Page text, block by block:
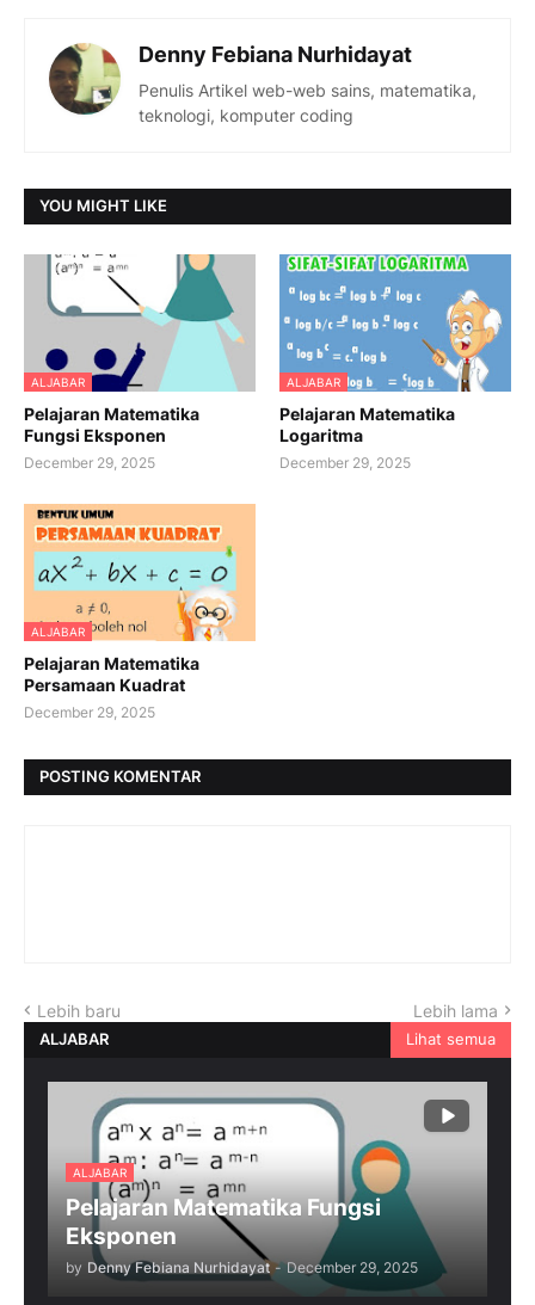
Denny Febiana Nurhidayat
Penulis Artikel web-web sains, matematika,
teknologi, komputer coding
YOU MIGHT LIKE
ALJABAR
Pelajaran Matematika
Fungsi Eksponen
December 29, 2025
ALJABAR
Pelajaran Matematika
Logaritma
December 29, 2025
ALJABAR
Pelajaran Matematika
Persamaan Kuadrat
December 29, 2025
POSTING KOMENTAR
Lebih baru Lebih lama
ALJABAR Lihat semua
ALJABAR
Pelajaran Matematika Fungsi
Eksponen
by Denny Febiana Nurhidayat - December 29, 2025